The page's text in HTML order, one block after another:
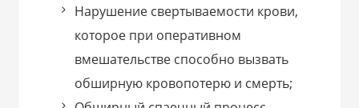
Нарушение свертываемости крови,
которое при оперативном
вмешательстве способно вызвать
обширную кровопотерю и смерть;